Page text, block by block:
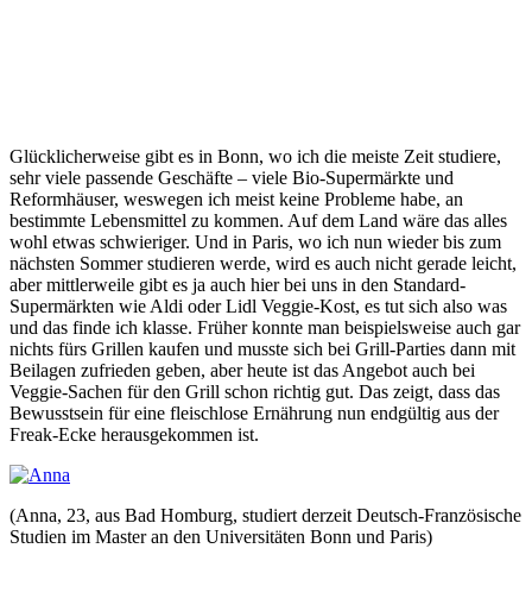
Glücklicherweise gibt es in Bonn, wo ich die meiste Zeit studiere,
sehr viele passende Geschäfte – viele Bio-Supermärkte und
Reformhäuser, weswegen ich meist keine Probleme habe, an
bestimmte Lebensmittel zu kommen. Auf dem Land wäre das alles
wohl etwas schwieriger. Und in Paris, wo ich nun wieder bis zum
nächsten Sommer studieren werde, wird es auch nicht gerade leicht,
aber mittlerweile gibt es ja auch hier bei uns in den Standard-
Supermärkten wie Aldi oder Lidl Veggie-Kost, es tut sich also was
und das finde ich klasse. Früher konnte man beispielsweise auch gar
nichts fürs Grillen kaufen und musste sich bei Grill-Parties dann mit
Beilagen zufrieden geben, aber heute ist das Angebot auch bei
Veggie-Sachen für den Grill schon richtig gut. Das zeigt, dass das
Bewusstsein für eine fleischlose Ernährung nun endgültig aus der
Freak-Ecke herausgekommen ist.
(Anna, 23, aus Bad Homburg, studiert derzeit Deutsch-Französische
Studien im Master an den Universitäten Bonn und Paris)